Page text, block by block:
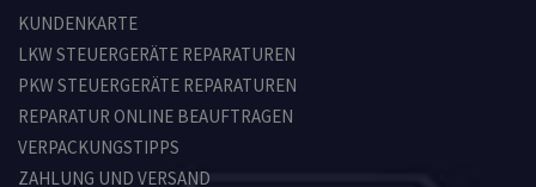
KUNDENKARTE
LKW STEUERGERÄTE REPARATUREN
PKW STEUERGERÄTE REPARATUREN
REPARATUR ONLINE BEAUFTRAGEN
VERPACKUNGSTIPPS
ZAHLUNG UND VERSAND